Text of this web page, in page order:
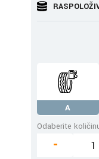
A
Odaberite
-